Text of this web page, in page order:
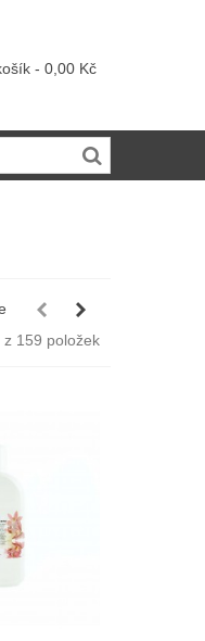
- 0,00 Kč
159 položek